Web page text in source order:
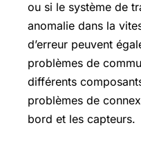
ou si le système de
anomalie dans la
d’erreur peuvent
problèmes de
différents
problèmes de
bord et les capteurs.